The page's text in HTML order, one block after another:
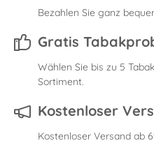
Bezahlen Sie ganz
Gratis
Wählen Sie bis zu 5
Sortiment.
Kostenloser
Kostenloser Versand ab